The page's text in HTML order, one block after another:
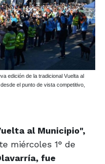
edición de la tradicional Vuelta al
el punto de vista competitivo,
al Municipio",
miércoles 1° de
fue